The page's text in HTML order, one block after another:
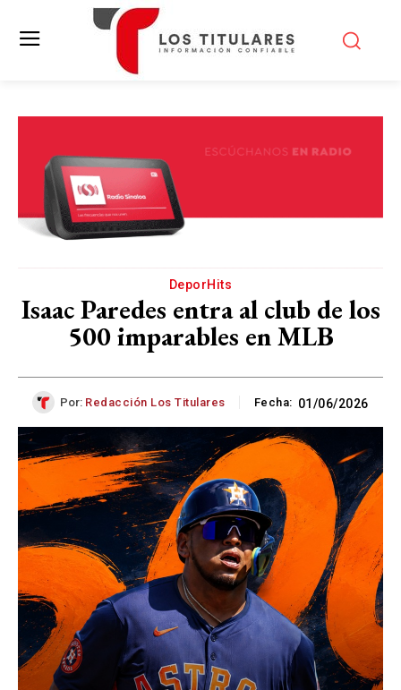
DeporHits
Isaac Paredes entra al club de los
500 imparables en MLB
Por: Redacción Los Titulares Fecha: 01/06/2026